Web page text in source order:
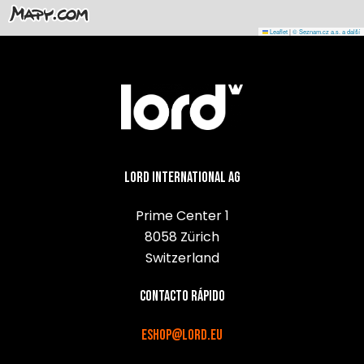
Leaflet|© Seznam.cz a.s. a další
Lord International AG
Prime Center 1
8058 Zürich
Switzerland
Contacto rápido
eshop@lord.eu